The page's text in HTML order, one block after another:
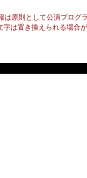
は原則として公演プログ
は置き換えられる場合が